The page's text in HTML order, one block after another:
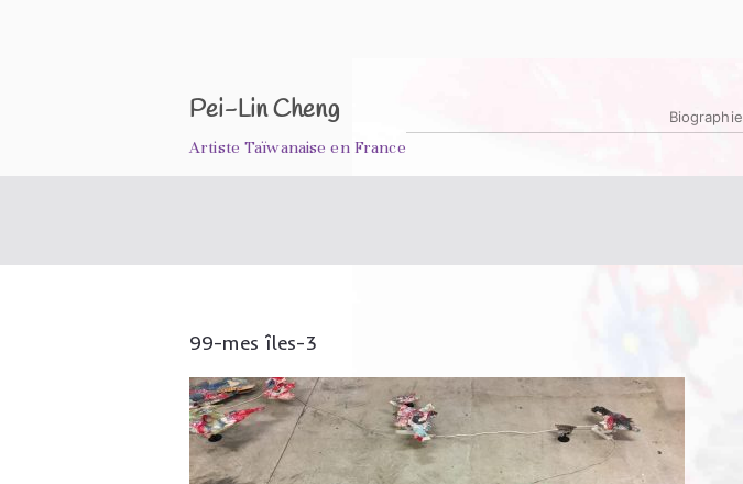
Pei-Lin Cheng
Artiste Taïwanaise en France
Biographie
99-mes îles-3